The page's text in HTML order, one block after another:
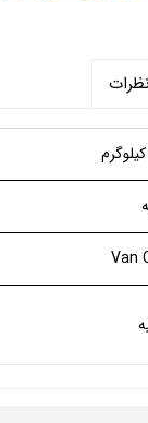
نظرات
Van